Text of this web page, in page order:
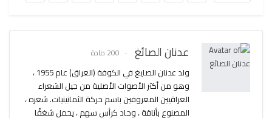
عدنان الصائغ 200 مادة
ولد عدنان الصايغ في الكوفة (العراق) عام 1955 ،
وهو من أكثر الأصوات الأصلية من جيل الشعراء
العراقيين المعروفين باسم حركة الثمانينيات. شعره ،
المصنوع بأناقة ، وحاد كرأس سهم ، يحمل شغفًا